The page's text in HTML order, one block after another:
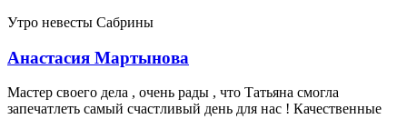
Утро невесты Сабрины
Анастасия Мартынова
Мастер своего дела , очень рады , что Татьяна смогла
запечатлеть самый счастливый день для нас ! Качественные